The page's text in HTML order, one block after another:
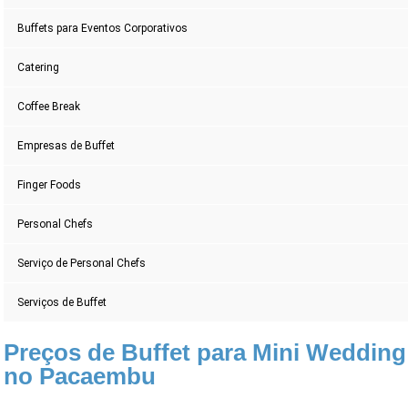
Buffets para Eventos Corporativos
Catering
Coffee Break
Empresas de Buffet
Finger Foods
Personal Chefs
Serviço de Personal Chefs
Serviços de Buffet
Preços de Buffet para Mini Wedding
no Pacaembu